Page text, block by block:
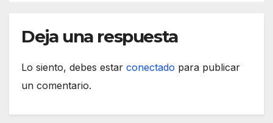
Deja una respuesta
Lo siento, debes estar conectado para publicar
un comentario.